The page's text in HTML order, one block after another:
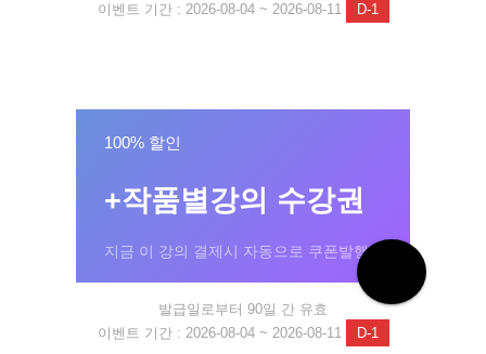
이벤트 기간 : 2026-08-04 ~ 2026-08-11
D-1
100% 할인
+작품별강의 수강권
지금 이 강의 결제시 자동으로 쿠폰발행!
발급일로부터 90일 간 유효
이벤트 기간 : 2026-08-04 ~ 2026-08-11
D-1